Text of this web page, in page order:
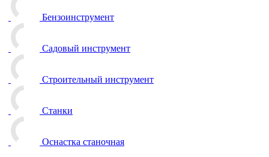
Бензоинструмент
Садовый инструмент
Строительный инструмент
Станки
Оснастка станочная